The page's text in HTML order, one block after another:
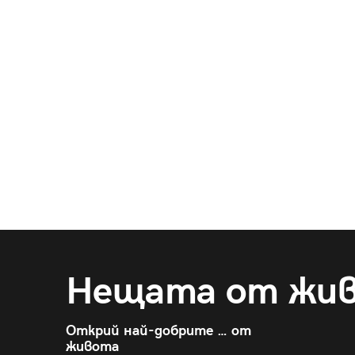
Нещата от
Открий най-добрите … от
живота